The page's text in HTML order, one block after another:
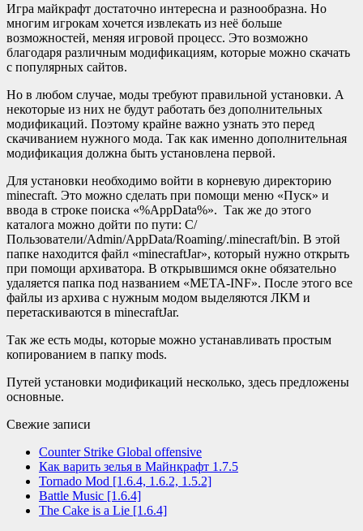
Игра майкрафт достаточно интересна и разнообразна. Но
многим игрокам хочется извлекать из неё больше
возможностей, меняя игровой процесс. Это возможно
благодаря различным модификациям, которые можно скачать
с популярных сайтов.
Но в любом случае, моды требуют правильной установки. А
некоторые из них не будут работать без дополнительных
модификаций. Поэтому крайне важно узнать это перед
скачиванием нужного мода. Так как именно дополнительная
модификация должна быть установлена первой.
Для установки необходимо войти в корневую директорию
minecraft. Это можно сделать при помощи меню «Пуск» и
ввода в строке поиска «%AppData%». Так же до этого
каталога можно дойти по пути: С/
Пользователи/Admin/AppData/Roaming/.minecraft/bin. В этой
папке находится файл «minecraftJar», который нужно открыть
при помощи архиватора. В открывшимся окне обязательно
удаляется папка под названием «META-INF». После этого все
файлы из архива с нужным модом выделяются ЛКМ и
перетаскиваются в minecraftJar.
Так же есть моды, которые можно устанавливать простым
копированием в папку mods.
Путей установки модификаций несколько, здесь предложены
основные.
Свежие записи
Counter Strike Global offensive
Как варить зелья в Майнкрафт 1.7.5
Tornado Mod [1.6.4, 1.6.2, 1.5.2]
Battle Music [1.6.4]
The Cake is a Lie [1.6.4]